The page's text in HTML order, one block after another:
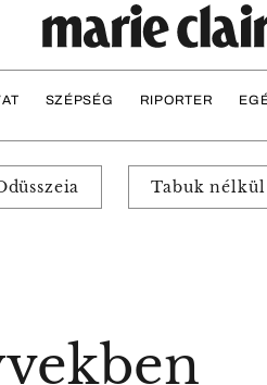
SZÉPSÉG RIPORTER
Tabuk nélkül